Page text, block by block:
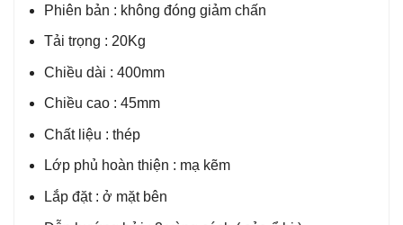
Phiên bản : không đóng giảm chấn
Tải trọng : 20Kg
Chiều dài : 400mm
Chiều cao : 45mm
Chất liệu : thép
Lớp phủ hoàn thiện : mạ kẽm
Lắp đặt : ở mặt bên